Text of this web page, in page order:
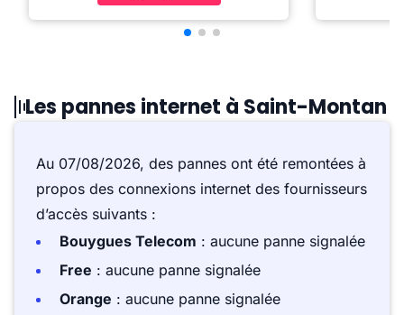
Les pannes internet à Saint-Montan
Au 07/08/2026, des pannes ont été remontées à
propos des connexions internet des fournisseurs
d’accès suivants :
Bouygues Telecom : aucune panne signalée
Free : aucune panne signalée
Orange : aucune panne signalée